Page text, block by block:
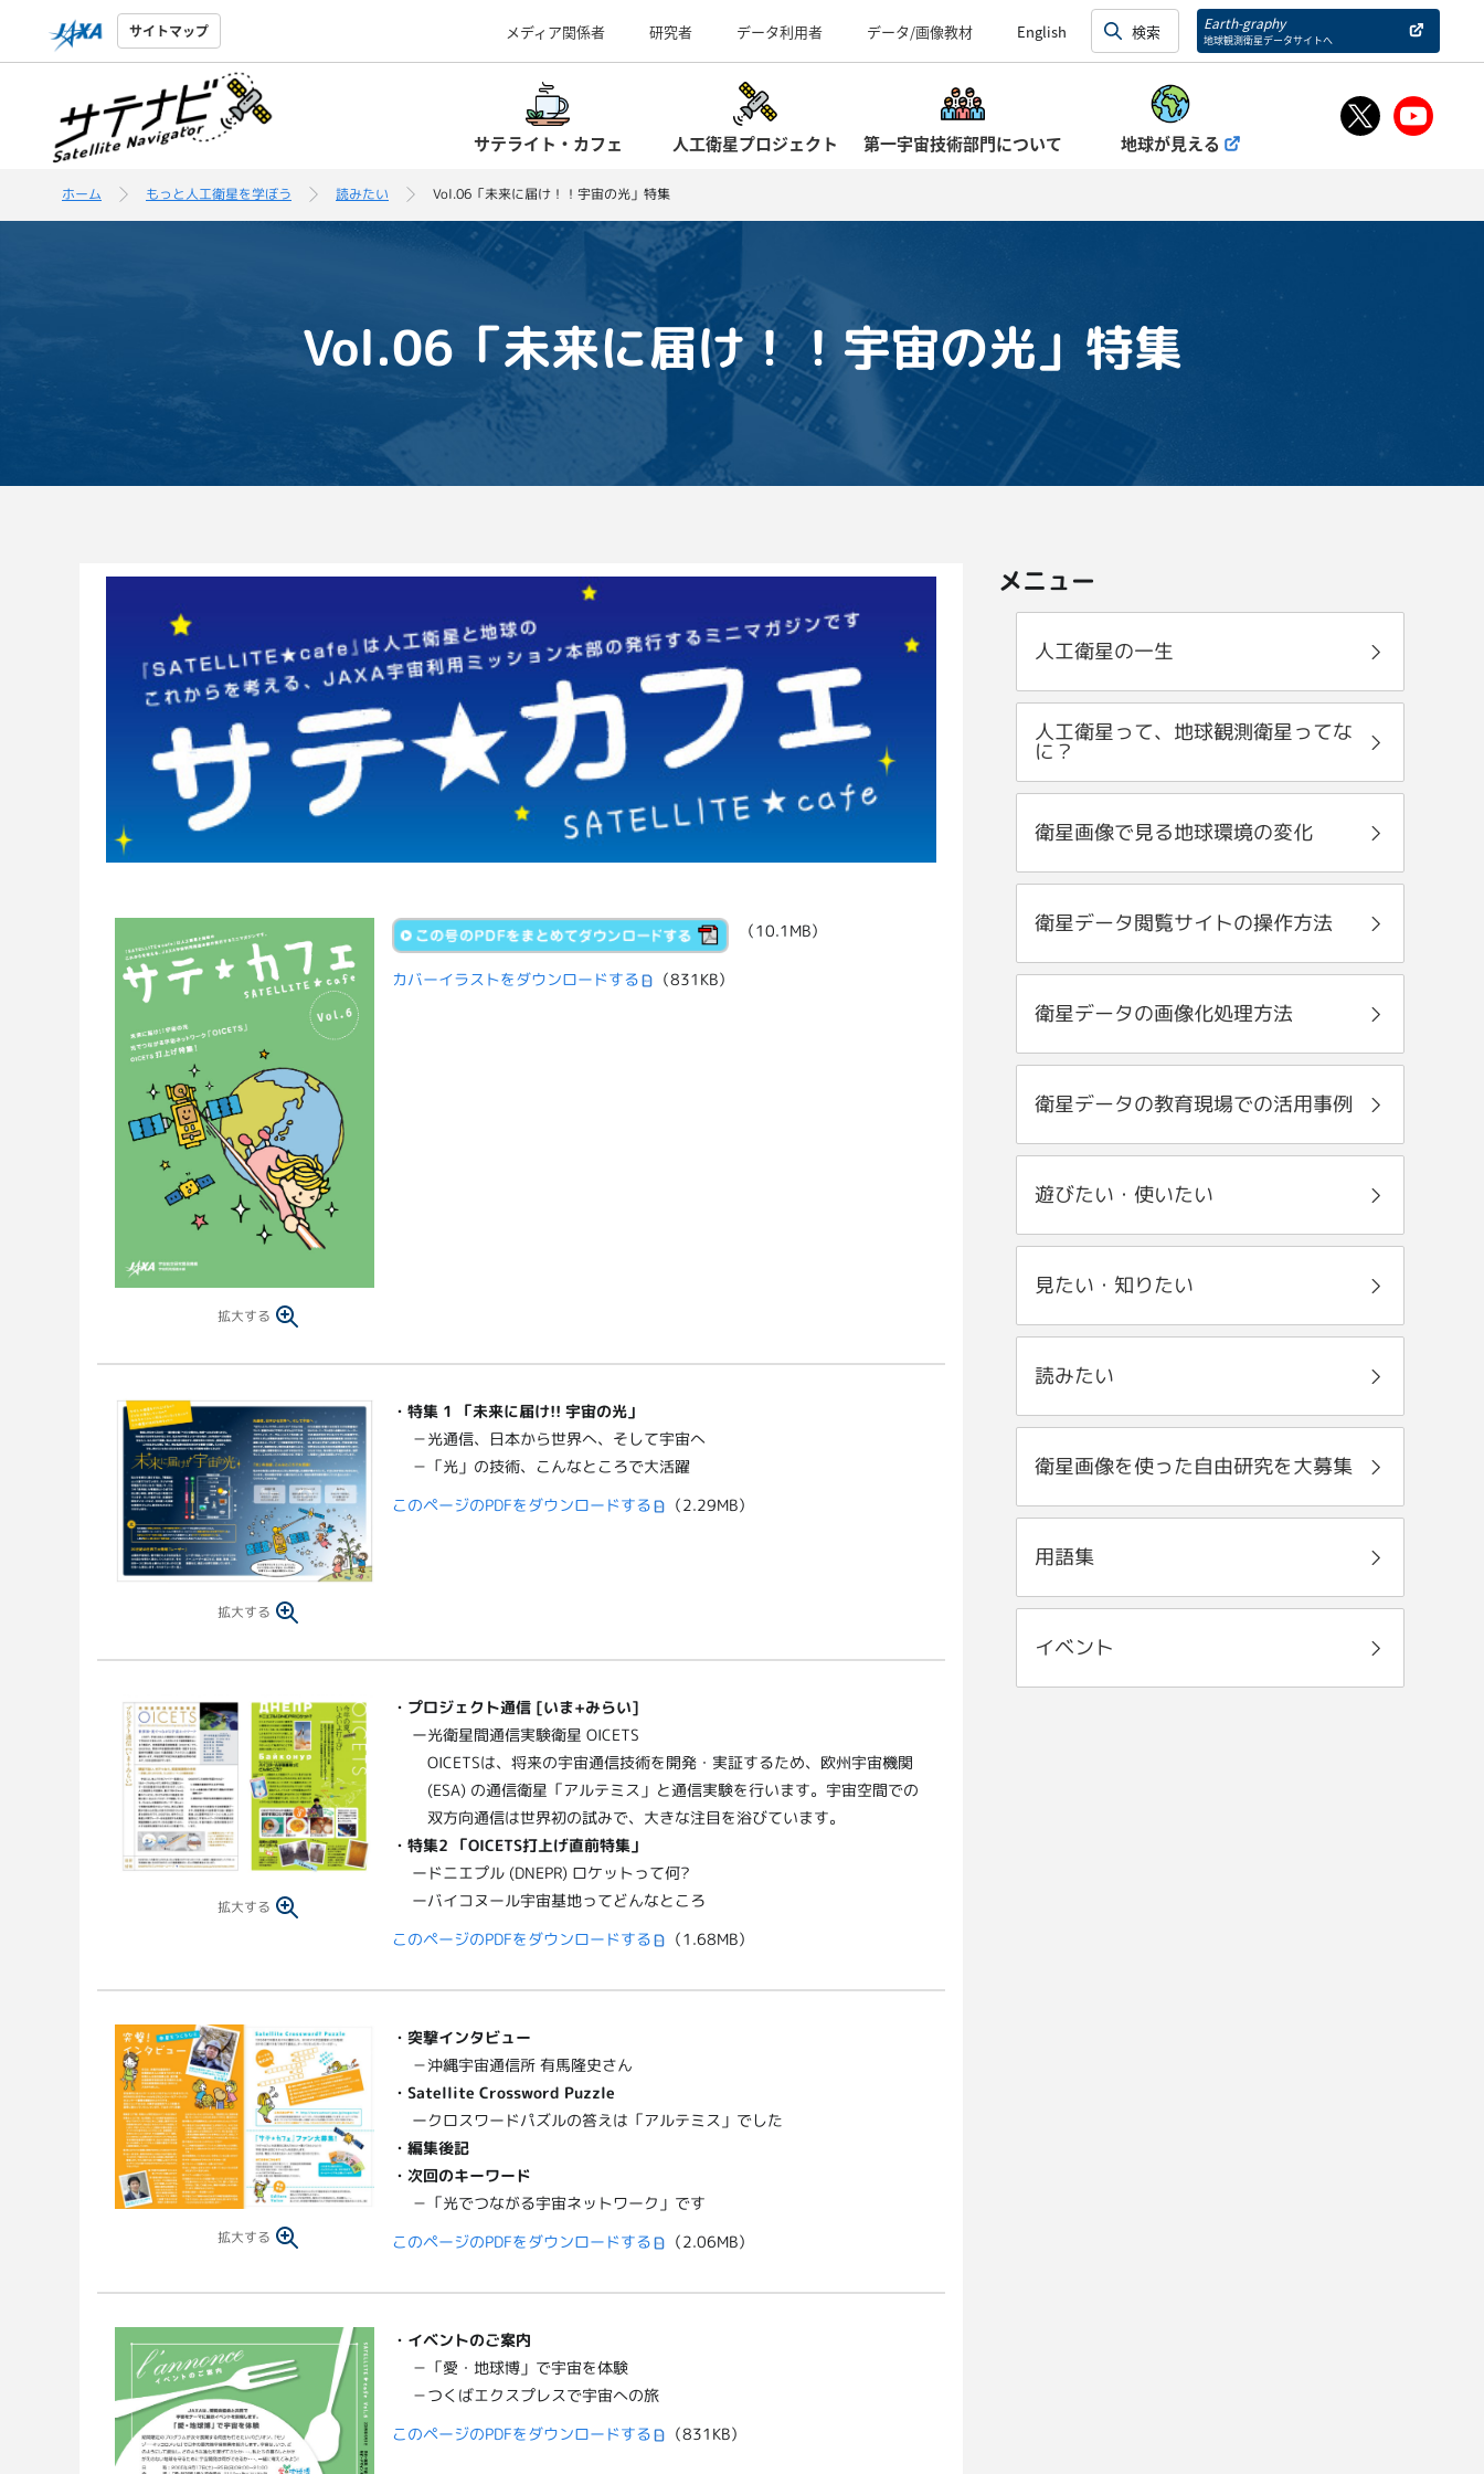
サイトマップ メディア関係者 研究者 データ利用者 データ/画像教材 English Earth-graphy
地球観測衛星データサイトへ
サテライト・カフェ 人工衛星プロジェクト 第一宇宙技術部門について 地球が見える
ホーム もっと人工衛星を学ぼう 読みたい Vol.06「未来に届け！！宇宙の光」特集
Vol.06「未来に届け！！宇宙の光」特集
拡大する
（10.1MB）
カバーイラストをダウンロードする （831KB）
拡大する
・ 特集 1 「未来に届け!! 宇宙の光」
－光通信、日本から世界へ、そして宇宙へ
－「光」の技術、こんなところで大活躍
このページのPDFをダウンロードする
（2.29MB）
拡大する
・ プロジェクト通信 [いま+みらい]
ー光衛星間通信実験衛星 OICETS
OICETSは、将来の宇宙通信技術を開発・実証するため、欧州宇宙機関
(ESA) の通信衛星「アルテミス」と通信実験を行います。宇宙空間での
双方向通信は世界初の試みで、大きな注目を浴びています。
・ 特集2 「OICETS打上げ直前特集」
ードニエプル (DNEPR) ロケットって何?
ーバイコヌール宇宙基地ってどんなところ
このページのPDFをダウンロードする
（1.68MB）
拡大する
・突撃インタビュー
－沖縄宇宙通信所 有馬隆史さん
・Satellite Crossword Puzzle
ークロスワードパズルの答えは「アルテミス」でした
・編集後記
・次回のキーワード
－「光でつながる宇宙ネットワーク」です
このページのPDFをダウンロードする
（2.06MB）
・ イベントのご案内
－「愛・地球博」で宇宙を体験
－つくばエクスプレスで宇宙への旅
このページのPDFをダウンロードする
（831KB）
メニュー
人工衛星の一生
人工衛星って、地球観測衛星ってな
に？
衛星画像で見る地球環境の変化
衛星データ閲覧サイトの操作方法
衛星データの画像化処理方法
衛星データの教育現場での活用事例
遊びたい・使いたい
見たい・知りたい
読みたい
衛星画像を使った自由研究を大募集
用語集
イベント